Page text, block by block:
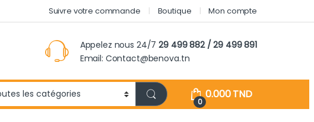
Suivre votre commande Boutique Mon compte
Appelez nous 24/729 499 882 / 29 499 891
Email: Contact@benova.tn
0
0.000TND